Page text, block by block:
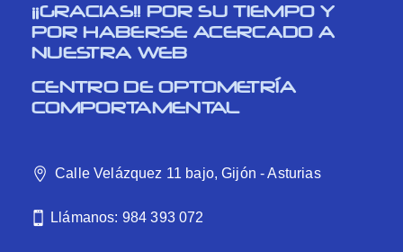
¡¡GRACIAS!! POR SU TIEMPO Y
POR HABERSE ACERCADO A
NUESTRA WEB
CENTRO DE OPTOMETRÍA
COMPORTAMENTAL
Calle Velázquez 11 bajo, Gijón - Asturias
Llámanos: 984 393 072